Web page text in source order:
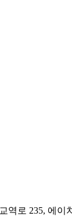
역로 235, 에이